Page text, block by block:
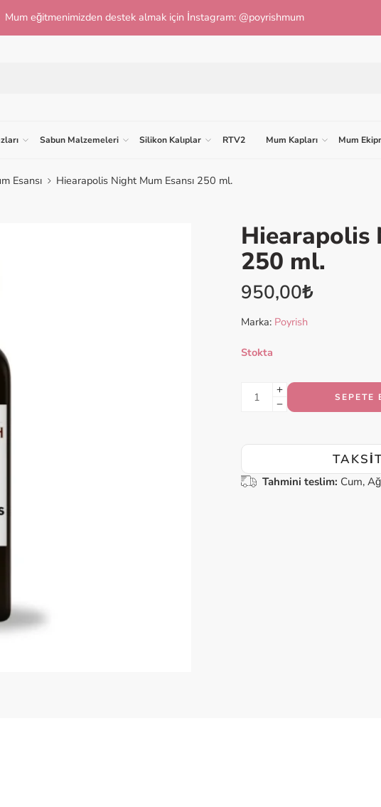
Mum eğitmenimizden destek almak için İnstagram: @poyrishmum
Sabun Malzemeleri Silikon Kalıplar RTV2 Mum Kapları Mum
Esansı Hiearapolis Night Mum Esansı 250 ml.
VİDEOYU İZLE
Hiearapolis
250 ml.
950,00₺
Marka: Poyrish
Stokta
SEPETE
Tahmini teslim: Cum,